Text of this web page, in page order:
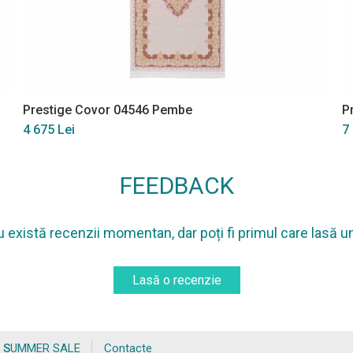
Prestige Covor 04546 Pembe
4 675 Lei
7
FEEDBACK
există recenzii momentan, dar poți fi primul care lasă
Lasă o recenzie
SUMMER SALE Contacte